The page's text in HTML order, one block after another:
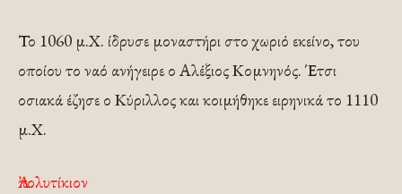
Το 1060 μ.Χ. ίδρυσε μοναστήρι στο χωριό εκείνο, του
οποίου το ναό ανήγειρε ο Αλέξιος Κομνηνός. Έτσι
οσιακά έζησε ο Κύριλλος και κοιμήθηκε ειρηνικά το 1110
μ.Χ.
Ἀπολυτίκιον